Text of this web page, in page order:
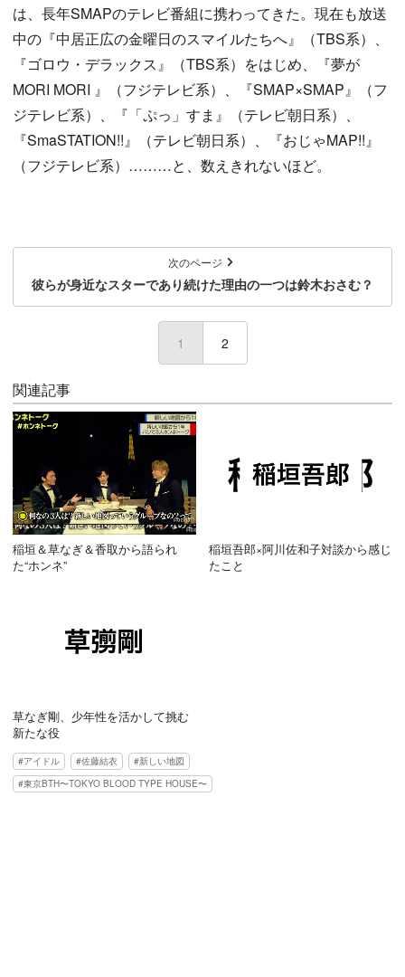
は、長年SMAPのテレビ番組に携わってきた。現在も放送
中の『中居正広の金曜日のスマイルたちへ』（TBS系）、
『ゴロウ・デラックス』（TBS系）をはじめ、『夢が
MORI MORI 』（フジテレビ系）、『SMAP×SMAP』（フ
ジテレビ系）、『「ぷっ」すま』（テレビ朝日系）、
『SmaSTATION!!』（テレビ朝日系）、『おじゃMAP!!』
（フジテレビ系）………と、数えきれないほど。
次のページ
彼らが身近なスターであり続けた理由の一つは鈴木おさむ？
1 (current)
2
関連記事
稲垣＆草なぎ＆香取から語られ
た“ホンネ”
稲垣吾郎×阿川佐和子対談から感じ
たこと
草なぎ剛、少年性を活かして挑む
新たな役
アイドル 佐藤結衣
新しい地図
東京BTH〜TOKYO BLOOD TYPE HOUSE〜